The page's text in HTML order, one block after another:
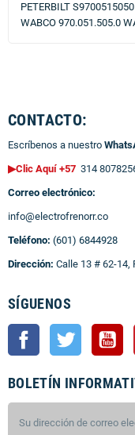
PETERBILT
WABCO 970.051.505.0
CONTACTO:
Escríbenos a nuestro
▶Clic Aquí +57 314
Correo electrónico:
info@electrofrenorr.co
Teléfono: (601) 6844928
Dirección: Calle 13 # 62-14,
SÍGUENOS
Facebook Twitter
BOLETÍN